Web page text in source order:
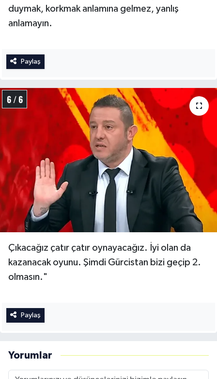
duymak, korkmak anlamına gelmez, yanlış
anlamayın.
Paylaş
6 / 6
Çıkacağız çatır çatır oynayacağız. İyi olan da
kazanacak oyunu. Şimdi Gürcistan bizi geçip 2.
olmasın."
Paylaş
Yorumlar